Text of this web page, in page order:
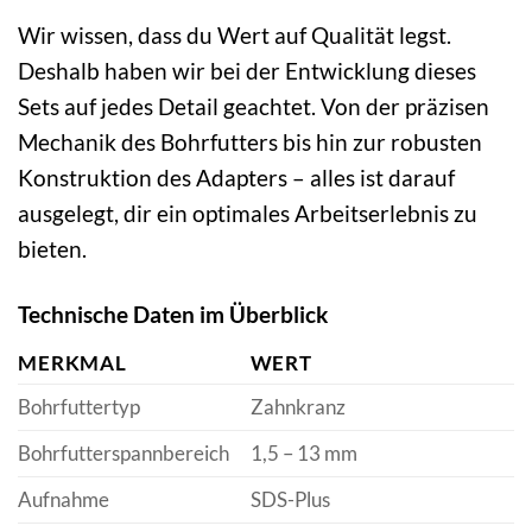
Wir wissen, dass du Wert auf Qualität legst.
Deshalb haben wir bei der Entwicklung dieses
Sets auf jedes Detail geachtet. Von der präzisen
Mechanik des Bohrfutters bis hin zur robusten
Konstruktion des Adapters – alles ist darauf
ausgelegt, dir ein optimales Arbeitserlebnis zu
bieten.
Technische Daten im Überblick
MERKMAL
WERT
Bohrfuttertyp
Zahnkranz
Bohrfutterspannbereich
1,5 – 13 mm
Aufnahme
SDS-Plus